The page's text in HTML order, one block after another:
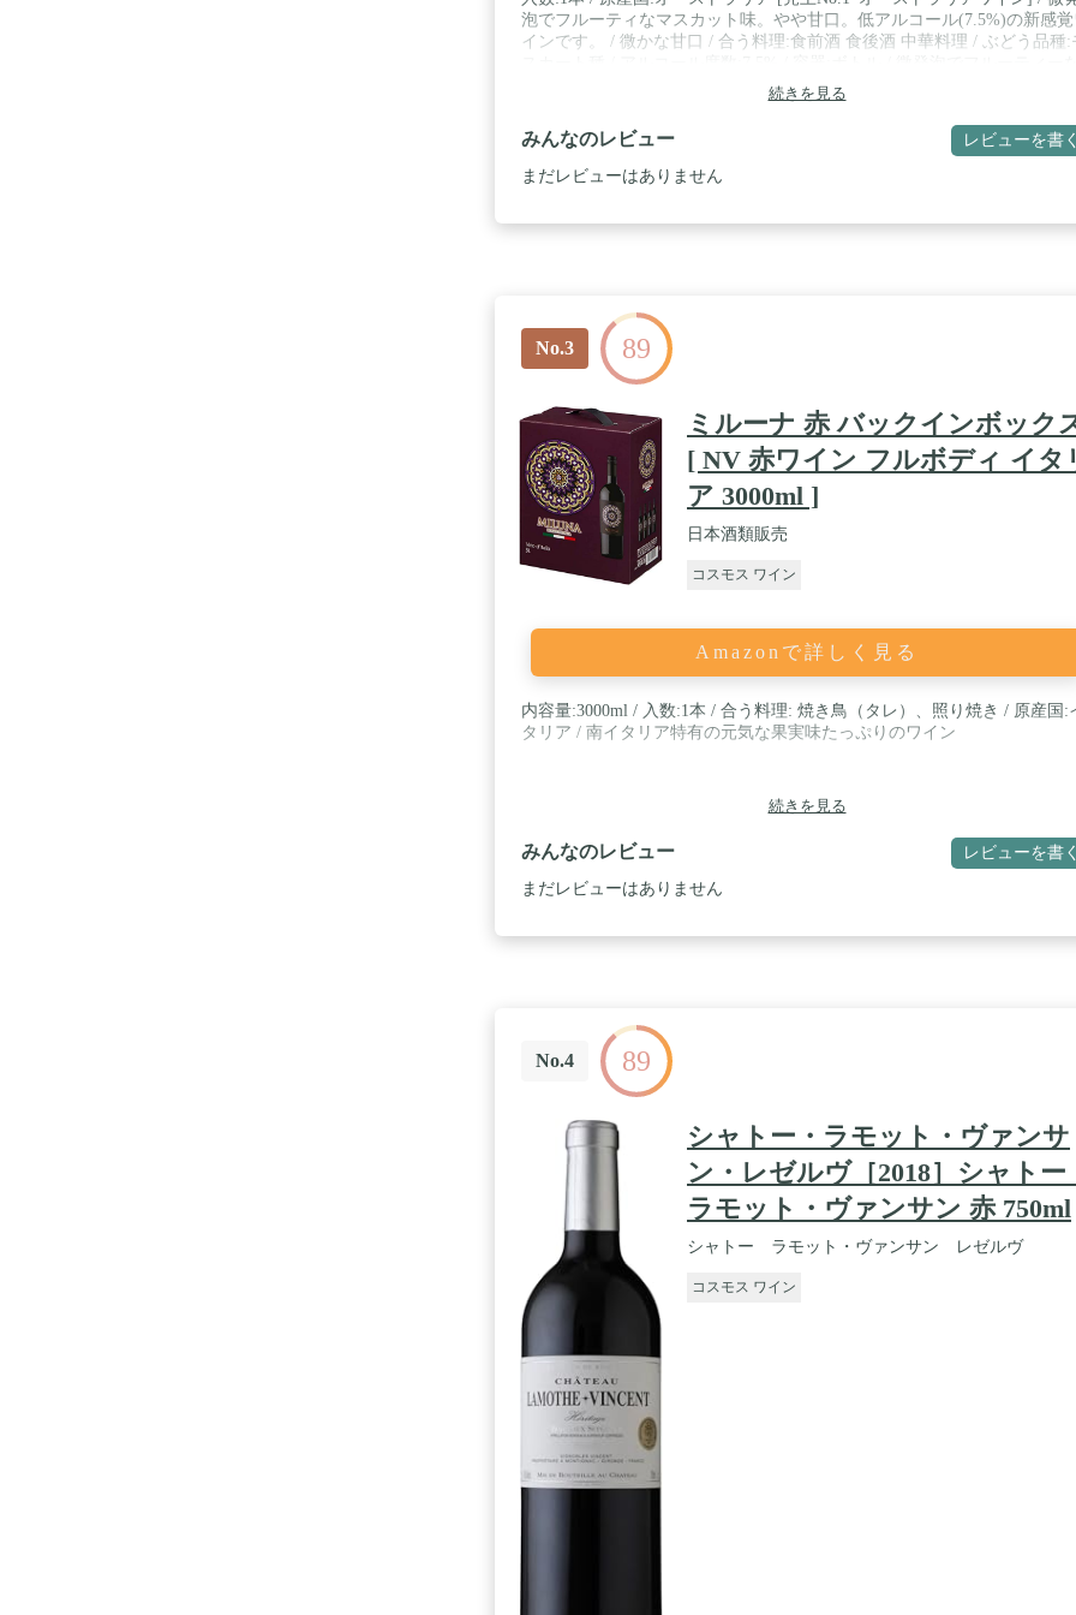
泡でフルーティなマスカット味。やや甘口。低アルコール(7.5%)の新感
インです。 / 微かな甘口 / 合う料理:食前酒 食後酒 中華料理 / ぶどう品種:
マスカット味。アルコール分7.5%ですっきりした味わいが特長です。
続きを見る
みんなのレビュー レビューを書
まだレビューはありません
No.3 89
ミルーナ 赤 バックインボック
[ NV 赤ワイン フルボディ イタ
ア 3000ml ]
日本酒類販売
コスモス ワイン
Amazonで詳しく見る
内容量:3000ml / 入数:1本 / 合う料理: 焼き鳥（タレ）、照り焼き / 原産国:
タリア / 南イタリア特有の元気な果実味たっぷりのワイン
続きを見る
みんなのレビュー レビューを書
まだレビューはありません
No.4 89
シャトー・ラモット・ヴァンサ
ン・レゼルヴ［2018］シャトー
ラモット・ヴァンサン 赤 750ml
シャトー ラモット・ヴァンサン レゼルヴ
コスモス ワイン